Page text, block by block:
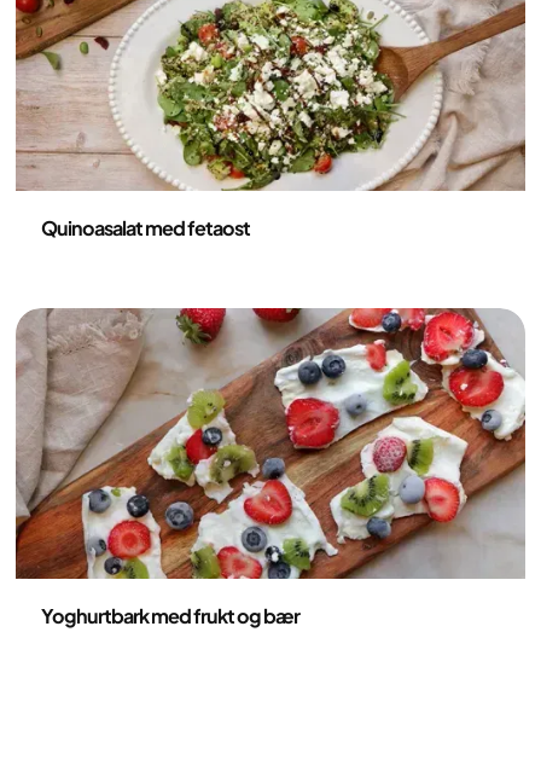
ingrediensene er optimale for din helse, hvordan du
forbereder måltidet effektivt for ukens matpakker
og hvilke dype fordeler retten gir kroppen din.
Quinoasalat med fetaost
Yoghurtbark med frukt og bær